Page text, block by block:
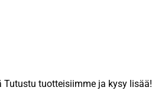
tuotteisiimme ja kysy lisää!